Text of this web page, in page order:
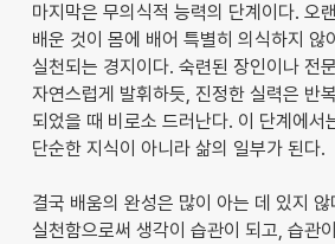
마지막은 무의식적 능력의 단계이다. 오
배운 것이 몸에 배어 특별히 의식하지 않
실천되는 경지이다. 숙련된 장인이나 전
자연스럽게 발휘하듯, 진정한 실력은 반
되었을 때 비로소 드러난다. 이 단계에서
단순한 지식이 아니라 삶의 일부가 된다.
결국 배움의 완성은 많이 아는 데 있지
실천함으로써 생각이 습관이 되고, 습관